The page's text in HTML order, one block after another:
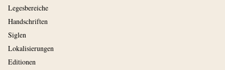
Legesbereiche
Handschriften
Siglen
Lokalisierungen
Editionen